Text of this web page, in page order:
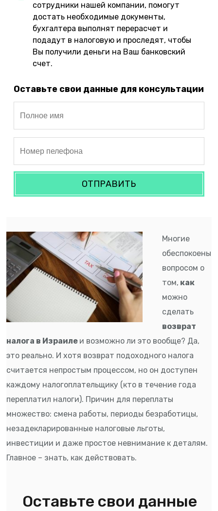
сотрудники нашей компании, помогут
достать необходимые документы,
бухгалтера выполнят перерасчет и
подадут в налоговую и проследят, чтобы
Вы получили деньги на Ваш банковский
счет.
Оставьте свои данные для консультации
ОТПРАВИТЬ
Многие
обеспокоены
вопросом о
том, как
можно
сделать
возврат
налога в Израиле и возможно ли это вообще? Да,
это реально. И хотя возврат подоходного налога
считается непростым процессом, но он доступен
каждому налогоплательщику (кто в течение года
переплатил налоги). Причин для переплаты
множество: смена работы, периоды безработицы,
незадекларированные налоговые льготы,
инвестиции и даже простое невнимание к деталям.
Главное – знать, как действовать.
Оставьте свои данные